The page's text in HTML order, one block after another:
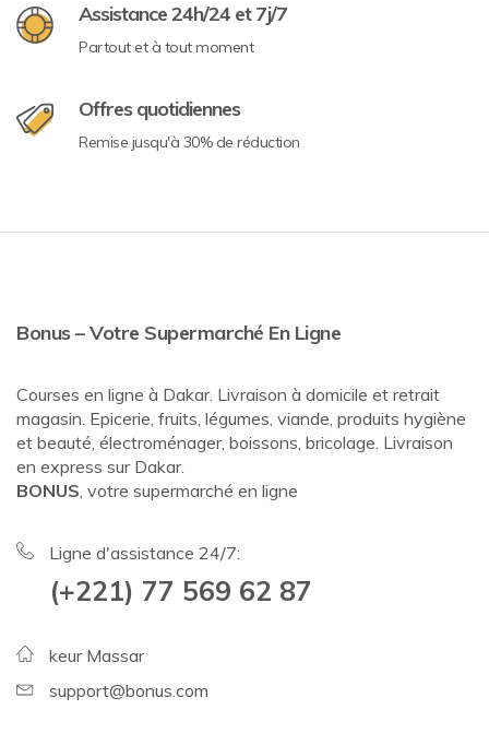
Assistance 24h/24 et 7j/7
Partout et à tout moment
Offres quotidiennes
Remise jusqu'à 30% de réduction
Bonus – Votre Supermarché En Ligne
Courses en ligne à Dakar. Livraison à domicile et retrait
magasin. Epicerie, fruits, légumes, viande, produits hygiène
et beauté, électroménager, boissons, bricolage. Livraison
en express sur Dakar.
BONUS, votre supermarché en ligne
Ligne d'assistance 24/7:
(+221) 77 569 62 87
keur Massar
support@bonus.com